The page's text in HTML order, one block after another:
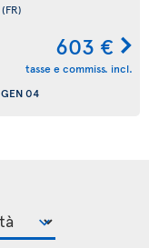
(FR)
603 €
tasse e commiss. incl.
GEN 04